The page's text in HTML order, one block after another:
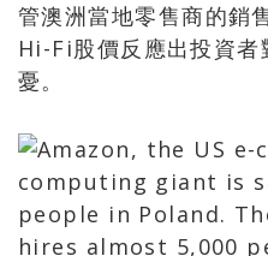
管澳洲當地零售商的銷
Hi-Fi股價反應出投資者
憂。